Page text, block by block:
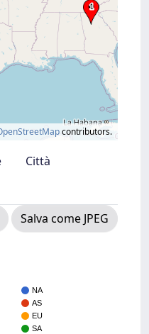
contributors.
Città
Salva come JPEG
NA
AS
EU
SA